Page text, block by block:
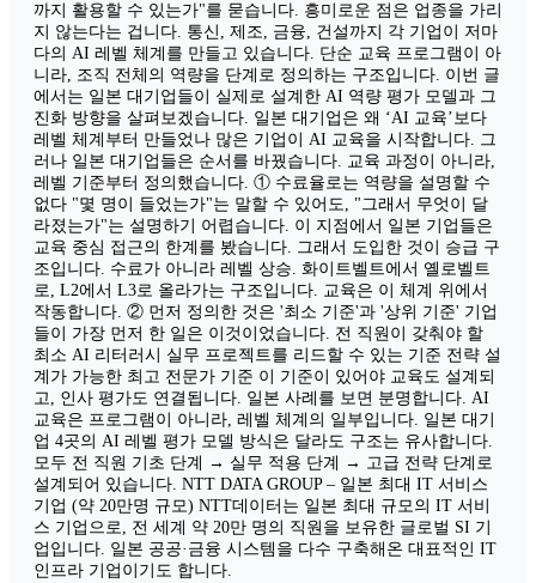
까지 활용할 수 있는가"를 묻습니다. 흥미로운 점은 업종을 가리
지 않는다는 겁니다. 통신, 제조, 금융, 건설까지 각 기업이 저마
다의 AI 레벨 체계를 만들고 있습니다. 단순 교육 프로그램이 아
니라, 조직 전체의 역량을 단계로 정의하는 구조입니다. 이번 글
에서는 일본 대기업들이 실제로 설계한 AI 역량 평가 모델과 그
진화 방향을 살펴보겠습니다. 일본 대기업은 왜 ‘AI 교육’보다
레벨 체계부터 만들었나 많은 기업이 AI 교육을 시작합니다. 그
러나 일본 대기업들은 순서를 바꿨습니다. 교육 과정이 아니라,
레벨 기준부터 정의했습니다. ① 수료율로는 역량을 설명할 수
없다 "몇 명이 들었는가"는 말할 수 있어도, "그래서 무엇이 달
라졌는가"는 설명하기 어렵습니다. 이 지점에서 일본 기업들은
교육 중심 접근의 한계를 봤습니다. 그래서 도입한 것이 승급 구
조입니다. 수료가 아니라 레벨 상승. 화이트벨트에서 옐로벨트
로, L2에서 L3로 올라가는 구조입니다. 교육은 이 체계 위에서
작동합니다. ② 먼저 정의한 것은 '최소 기준'과 '상위 기준' 기업
들이 가장 먼저 한 일은 이것이었습니다. 전 직원이 갖춰야 할
최소 AI 리터러시 실무 프로젝트를 리드할 수 있는 기준 전략 설
계가 가능한 최고 전문가 기준 이 기준이 있어야 교육도 설계되
고, 인사 평가도 연결됩니다. 일본 사례를 보면 분명합니다. AI
교육은 프로그램이 아니라, 레벨 체계의 일부입니다. 일본 대기
업 4곳의 AI 레벨 평가 모델 방식은 달라도 구조는 유사합니다.
모두 전 직원 기초 단계 → 실무 적용 단계 → 고급 전략 단계로
설계되어 있습니다. NTT DATA GROUP – 일본 최대 IT 서비스
기업 (약 20만명 규모) NTT데이터는 일본 최대 규모의 IT 서비
스 기업으로, 전 세계 약 20만 명의 직원을 보유한 글로벌 SI 기
업입니다. 일본 공공·금융 시스템을 다수 구축해온 대표적인 IT
인프라 기업이기도 합니다.